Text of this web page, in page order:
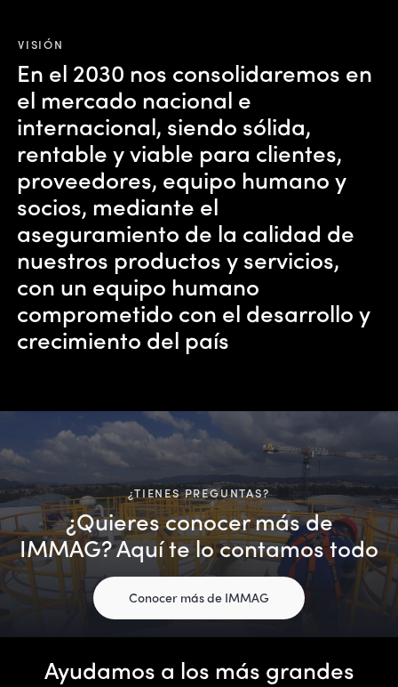
VISIÓN
En el 2030 nos consolidaremos en
el mercado nacional e
internacional, siendo sólida,
rentable y viable para clientes,
proveedores, equipo humano y
socios, mediante el
aseguramiento de la calidad de
nuestros productos y servicios,
con un equipo humano
comprometido con el desarrollo y
crecimiento del país
¿TIENES PREGUNTAS?
¿Quieres conocer más de
IMMAG? Aquí te lo contamos todo
Conocer más de IMMAG
Ayudamos a los más grandes